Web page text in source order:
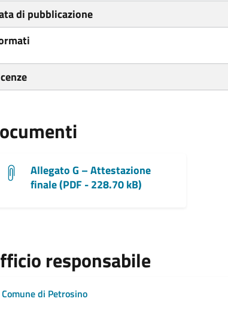
di pubblicazione
Allegato G – Attestazione
finale (PDF - 228.70 kB)
responsabile
Comune di Petrosino